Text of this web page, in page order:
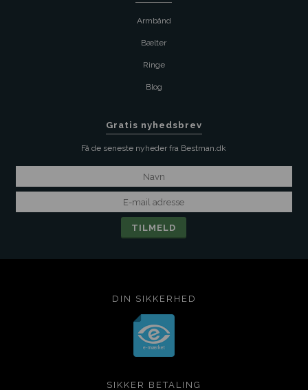
Armbånd
Bælter
Ringe
Blog
Gratis nyhedsbrev
Få de seneste nyheder fra Bestman.dk
DIN SIKKERHED
SIKKER BETALING